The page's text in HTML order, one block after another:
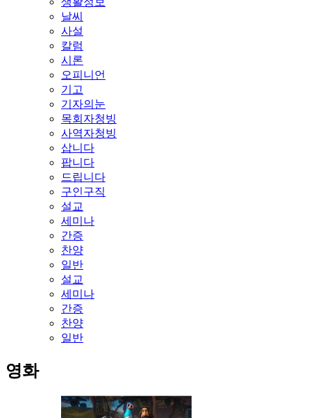
날씨
사설
칼럼
시론
오피니언
기고
기자의눈
목회자청빙
사역자청빙
삽니다
팝니다
드립니다
구인구직
설교
세미나
간증
찬양
일반
설교
세미나
간증
찬양
일반
영화